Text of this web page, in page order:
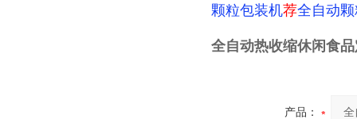
颗粒包装机荐全自动
全自动热收缩休闲食
产品：